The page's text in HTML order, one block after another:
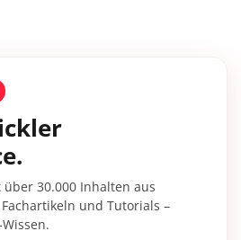
30.000 Inhalten aus
und Tutorials –